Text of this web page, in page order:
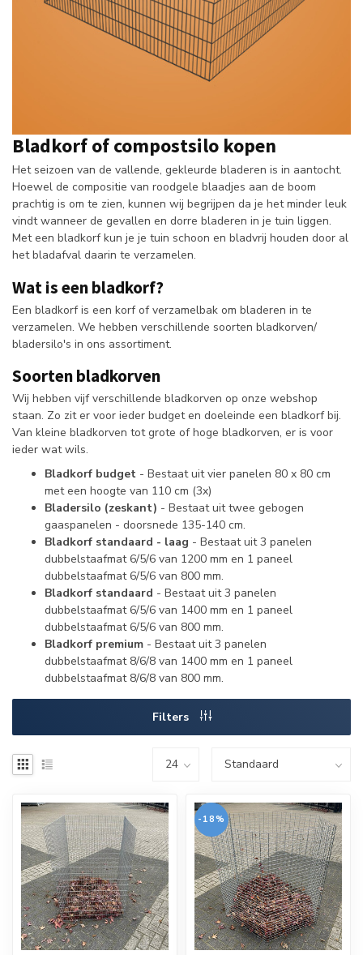
Bladkorf of compostsilo kopen
Het seizoen van de vallende, gekleurde bladeren is in aantocht.
Hoewel de compositie van roodgele blaadjes aan de boom
prachtig is om te zien, kunnen wij begrijpen da je het minder leuk
vindt wanneer de gevallen en dorre bladeren in je tuin liggen.
Met een bladkorf kun je je tuin schoon en bladvrij houden door al
het bladafval daarin te verzamelen.
Wat is een bladkorf?
Een bladkorf is een korf of verzamelbak om bladeren in te
verzamelen. We hebben verschillende soorten bladkorven/
bladersilo's in ons assortiment.
Soorten bladkorven
Wij hebben vijf verschillende bladkorven op onze webshop
staan. Zo zit er voor ieder budget en doeleinde een bladkorf bij.
Van kleine bladkorven tot grote of hoge bladkorven, er is voor
ieder wat wils.
Bladkorf budget - Bestaat uit vier panelen 80 x 80 cm
met een hoogte van 110 cm (3x)
Bladersilo (zeskant) - Bestaat uit twee gebogen
gaaspanelen - doorsnede 135-140 cm.
Bladkorf standaard - laag - Bestaat uit 3 panelen
dubbelstaafmat 6/5/6 van 1200 mm en 1 paneel
dubbelstaafmat 6/5/6 van 800 mm.
Bladkorf standaard - Bestaat uit 3 panelen
dubbelstaafmat 6/5/6 van 1400 mm en 1 paneel
dubbelstaafmat 6/5/6 van 800 mm.
Bladkorf premium - Bestaat uit 3 panelen
dubbelstaafmat 8/6/8 van 1400 mm en 1 paneel
dubbelstaafmat 8/6/8 van 800 mm.
Filters
-18%